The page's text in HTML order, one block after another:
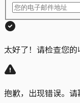
太好了！请检查您的
抱歉，出现错误。请